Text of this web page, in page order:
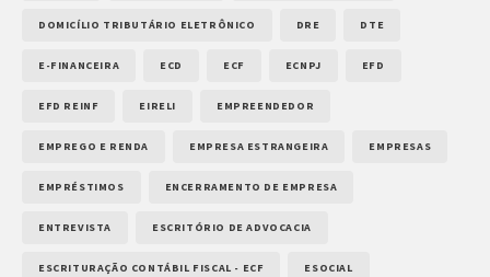
DOMICÍLIO TRIBUTÁRIO ELETRÔNICO DRE DTE
E-FINANCEIRA ECD ECF ECNPJ EFD
EFD REINF EIRELI EMPREENDEDOR
EMPREGO E RENDA EMPRESA ESTRANGEIRA EMPRESAS
EMPRÉSTIMOS ENCERRAMENTO DE EMPRESA
ENTREVISTA ESCRITÓRIO DE ADVOCACIA
ESCRITURAÇÃO CONTÁBIL FISCAL - ECF ESOCIAL